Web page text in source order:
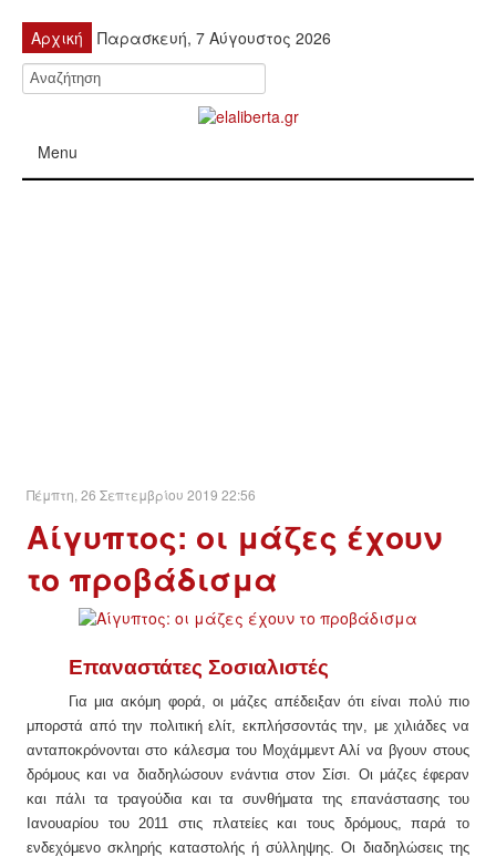
Αρχική Παρασκευή, 7 Αύγουστος 2026
Menu
ΟΙΚΟΝΟΜΊΑ
ΔΙΕΘΝΉ
ΕΙΔΉΣΕΙΣ
ΚΌΣΜΟΣ
ΑΝΑΤΟΛΙΚΉ ΕΥΡΏΠΗ / ΒΑΛΚΆΝΙΑ
ΔΥΤΙΚΉ ΕΥΡΏΠΗ
ΜΈΣΗ ΑΝΑΤΟΛΉ / ΒΌΡΕΙΑ ΑΦΡΙΚΉ
Πέμπτη, 26 Σεπτεμβρίου 2019 22:56
Αίγυπτος: οι μάζες έχουν
το προβάδισμα
Επαναστάτες Σοσιαλιστές
Για μια ακόμη φορά, οι μάζες απέδειξαν ότι είναι πολύ πιο
μπορστά από την πολιτική ελίτ, εκπλήσσοντάς την, με χιλιάδες να
ανταποκρόνονται στο κάλεσμα του Μοχάμμεντ Αλί να βγουν στους
δρόμους και να διαδηλώσουν ενάντια στον Σίσι. Οι μάζες έφεραν
και πάλι τα τραγούδια και τα συνθήματα της επανάστασης του
Ιανουαρίου του 2011 στις πλατείες και τους δρόμους, παρά το
ενδεχόμενο σκληρής καταστολής ή σύλληψης. Οι διαδηλώσεις της